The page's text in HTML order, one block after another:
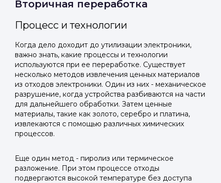
Вторичная переработка
Процесс и технологии
Когда дело доходит до утилизации электроники,
важно знать, какие процессы и технологии
используются при ее переработке. Существует
несколько методов извлечения ценных материалов
из отходов электроники. Один из них - механическое
разрушение, когда устройства разбиваются на части
для дальнейшего обработки. Затем ценные
материалы, такие как золото, серебро и платина,
извлекаются с помощью различных химических
процессов.
Еще один метод - пиролиз или термическое
разложение. При этом процессе отходы
подвергаются высокой температуре без доступа